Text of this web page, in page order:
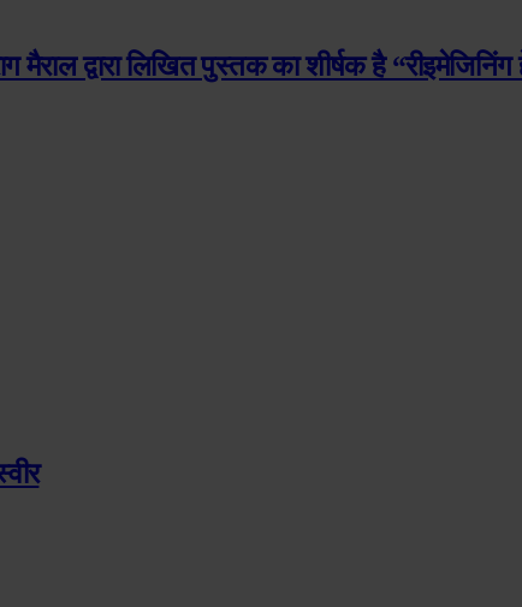
द्वारा लिखित पुस्तक का शीर्षक है